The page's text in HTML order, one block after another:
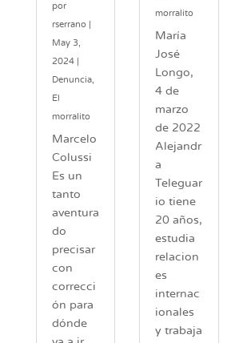
por
rserrano|
May 3,
2024|
Denuncia,
El
morralito
Marcelo
Colussi
Es un
tanto
aventura
do
precisar
con
correcci
ón para
dónde
morralito
María
José
Longo,
4 de
marzo
de 2022
Alejandr
a
Teleguar
io tiene
20 años,
estudia
relacion
es
internac
ionales
y trabaja